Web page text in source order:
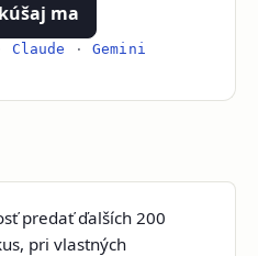
ma
Claude ·Gemini
predať ďalších 200
pri vlastných